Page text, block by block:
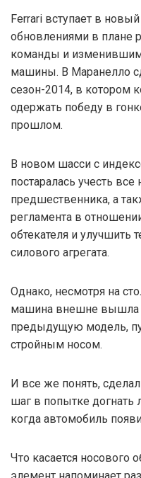
Ferrari вступает в
обновлениями в плане
команды и
машины. В Маранелло
сезон-2014, в котором
одержать победу в
прошлом.
В новом шасси с
постаралась учесть
предшественника, а
регламента в
обтекателя и улучшить
силового агрегата.
Однако, несмотря на
машина внешне вышла
предыдущую модель,
стройным носом.
И все же понять,
шаг в попытке
когда автомобиль
Что касается носового